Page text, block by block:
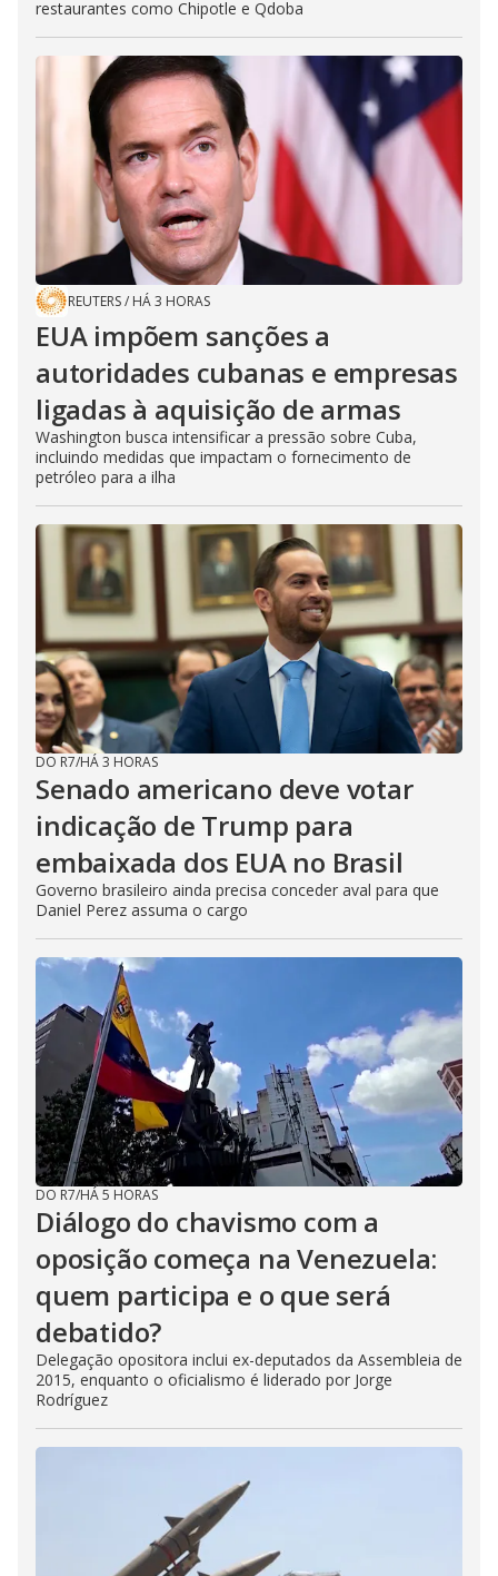
restaurantes como Chipotle e Qdoba
REUTERS/ HÁ 3 HORAS
EUA impõem sanções a
autoridades cubanas e empresas
ligadas à aquisição de armas
Washington busca intensificar a pressão sobre Cuba,
incluindo medidas que impactam o fornecimento de
petróleo para a ilha
DO R7/HÁ 3 HORAS
Senado americano deve votar
indicação de Trump para
embaixada dos EUA no Brasil
Governo brasileiro ainda precisa conceder aval para que
Daniel Perez assuma o cargo
DO R7/HÁ 5 HORAS
Diálogo do chavismo com a
oposição começa na Venezuela:
quem participa e o que será
debatido?
Delegação opositora inclui ex-deputados da Assembleia de
2015, enquanto o oficialismo é liderado por Jorge
Rodríguez